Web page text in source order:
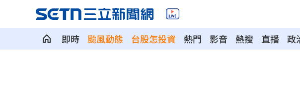
即時 颱風動態 台股怎投資 熱門 影音 熱搜 直播 政
役男潛逃被抓曝悲慘處境！兄母入獄缺錢花 14:46